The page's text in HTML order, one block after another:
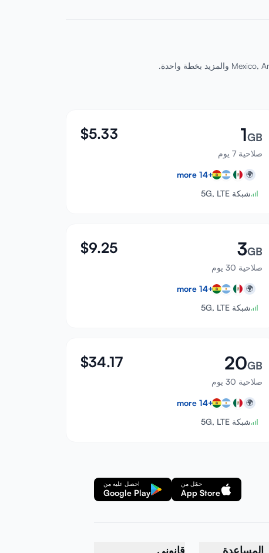
1GB
صلاحية 7 يوم
$5.33
🌍
+
14
شبكة 5G, LTE
3GB
صلاحية 30 يوم
$9.25
🌍
+
14
شبكة 5G, LTE
20GB
صلاحية 30 يوم
$34.17
🌍
+
14
شبكة 5G, LTE
حمّل من
App Store
احصل عليه من
Google Play
المساعدة قانوني